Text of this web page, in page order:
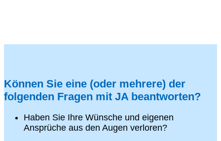
Können Sie eine (oder mehrere) der
folgenden Fragen mit JA beantworten?
Haben Sie Ihre Wünsche und eigenen
Ansprüche aus den Augen verloren?